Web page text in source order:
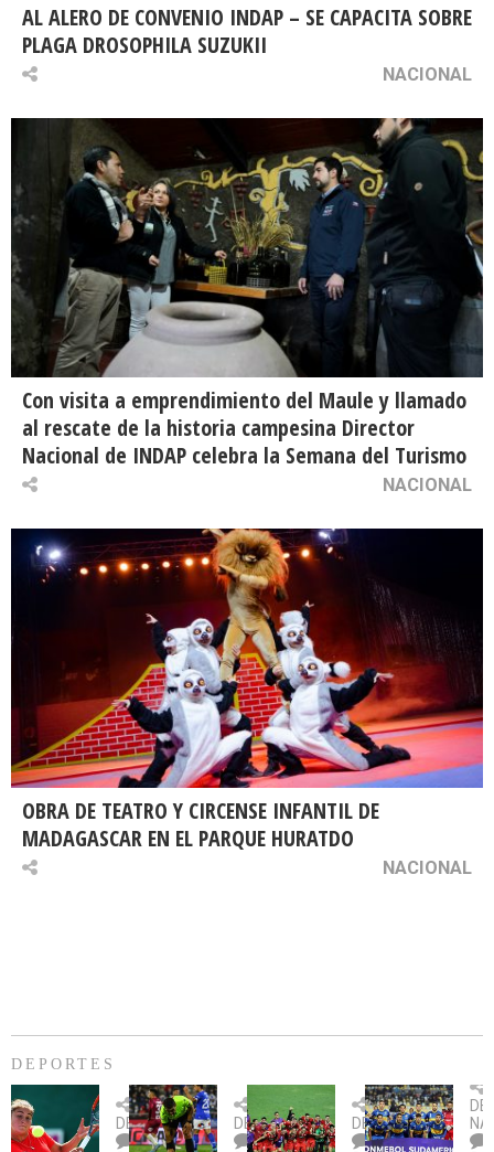
AL ALERO DE CONVENIO INDAP – SE CAPACITA SOBRE
PLAGA DROSOPHILA SUZUKII
NACIONAL
Con visita a emprendimiento del Maule y llamado
al rescate de la historia campesina Director
Nacional de INDAP celebra la Semana del Turismo
NACIONAL
OBRA DE TEATRO Y CIRCENSE INFANTIL DE
MADAGASCAR EN EL PARQUE HURATDO
NACIONAL
DEPORTES
Billie
Jean
King
DEPORTES
U.
Católica
fue
DEPORTES
Copa
Sudamericana:
U.
DEPORTES
un